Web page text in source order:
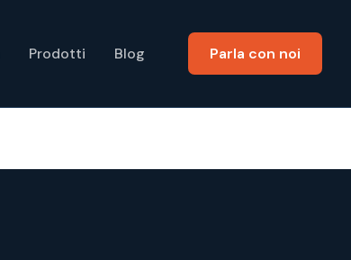
Prodotti Blog Parla con noi